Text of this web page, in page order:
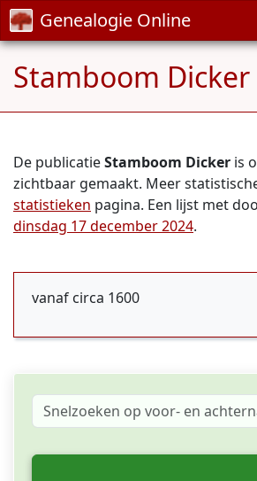
Genealogie Online
Stamboom Dicker
De publicatieStamboom Dicker is
zichtbaar gemaakt. Meer
statistieken pagina. Een lijst met
dinsdag 17 december 2024.
vanaf circa 1600